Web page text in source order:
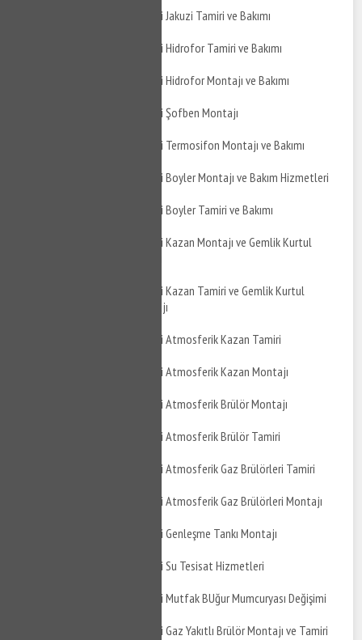
Gemlik Kurtul Mahallesi Jakuzi Tamiri ve Bakımı
Gemlik Kurtul Mahallesi Hidrofor Tamiri ve Bakımı
Gemlik Kurtul Mahallesi Hidrofor Montajı ve Bakımı
Gemlik Kurtul Mahallesi Şofben Montajı
Gemlik Kurtul Mahallesi Termosifon Montajı ve Bakımı
Gemlik Kurtul Mahallesi Boyler Montajı ve Bakım Hizmetleri
Gemlik Kurtul Mahallesi Boyler Tamiri ve Bakımı
Gemlik Kurtul Mahallesi Kazan Montajı ve Gemlik Kurtul
Gemlik Kurtul Mahallesi Kazan Tamiri ve Gemlik Kurtul
Mahallesi Kazan Montajı
Gemlik Kurtul Mahallesi Atmosferik Kazan Tamiri
Gemlik Kurtul Mahallesi Atmosferik Kazan Montajı
Gemlik Kurtul Mahallesi Atmosferik Brülör Montajı
Gemlik Kurtul Mahallesi Atmosferik Brülör Tamiri
Gemlik Kurtul Mahallesi Atmosferik Gaz Brülörleri Tamiri
Gemlik Kurtul Mahallesi Atmosferik Gaz Brülörleri Montajı
Gemlik Kurtul Mahallesi Genleşme Tankı Montajı
Gemlik Kurtul Mahallesi Su Tesisat Hizmetleri
Gemlik Kurtul Mahallesi Mutfak BUğur Mumcuryası Değişimi
Gemlik Kurtul Mahallesi Gaz Yakıtlı Brülör Montajı ve Tamiri